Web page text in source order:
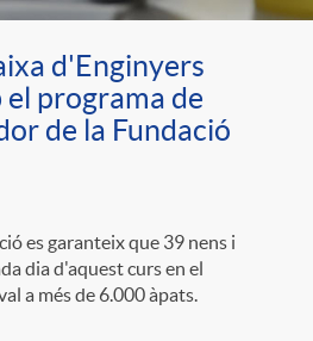
d'Enginyers
el programa de
de la Fundació
es garanteix que 39 nens i
dia d'aquest curs en el
a més de 6.000 àpats.